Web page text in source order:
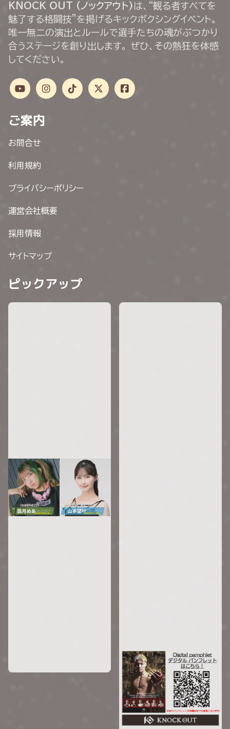
KNOCK OUT (ノックアウト) は、“観る者すべてを
魅了する格闘技”を掲げるキックボクシングイベント。
唯一無二の演出とルールで選手たちの魂がぶつかり
合うステージを創り出します。 ぜひ、その熱狂を体感
してください。
ご案内
お問合せ
利用規約
プライバシーポリシー
運営会社概要
採用情報
サイトマップ
ピックアップ